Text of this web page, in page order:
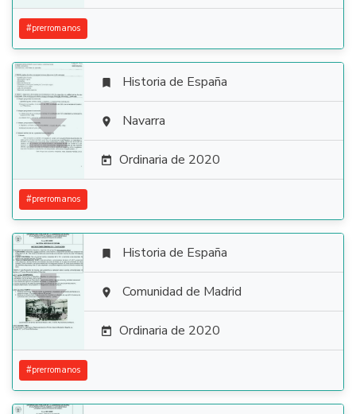
#prerromanos

 Historia de España
 Navarra
 Ordinaria de 2020
#prerromanos

 Historia de España
 Comunidad de Madrid
 Ordinaria de 2020
#prerromanos